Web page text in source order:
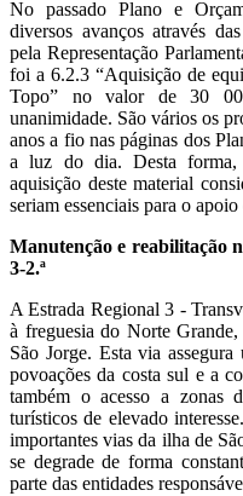
No passado Plano e
diversos avanços através
pela Representação
foi a 6.2.3 “Aquisição de
Topo” no valor de 30
unanimidade. São vários os
anos a fio nas páginas dos
a luz do dia. Desta forma,
aquisição deste material
seriam essenciais para o
Manutenção e reabilitação
3-2.ª
A Estrada Regional 3 -
à freguesia do Norte
São Jorge. Esta via
povoações da costa sul e a
também o acesso a zonas
turísticos de elevado
importantes vias da ilha de
se degrade de forma
parte das entidades